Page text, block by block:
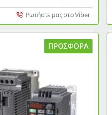
Ρωτήστε μας στο Viber
ΠΡΟΣΦΟΡΆ